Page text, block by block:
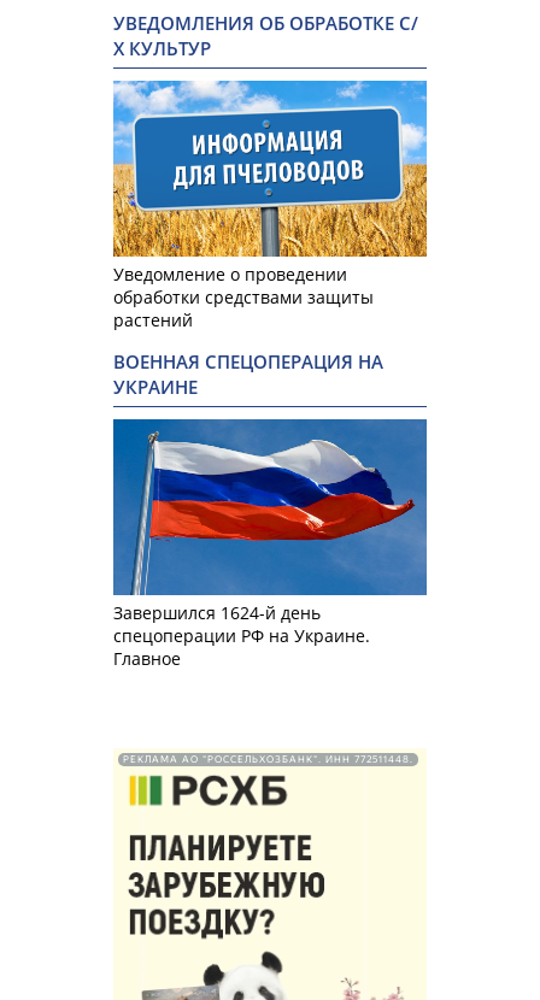
УВЕДОМЛЕНИЯ ОБ ОБРАБОТКЕ С/
Х КУЛЬТУР
Уведомление о проведении
обработки средствами защиты
растений
ВОЕННАЯ СПЕЦОПЕРАЦИЯ НА
УКРАИНЕ
Завершился 1624-й день
спецоперации РФ на Украине.
Главное
РЕКЛАМА АО "РОССЕЛЬХОЗБАНК". ИНН 772511448.